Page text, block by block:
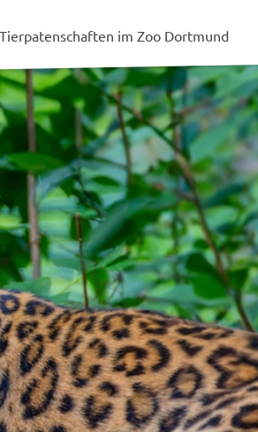
Tierpatenschaften im Zoo Dortmund